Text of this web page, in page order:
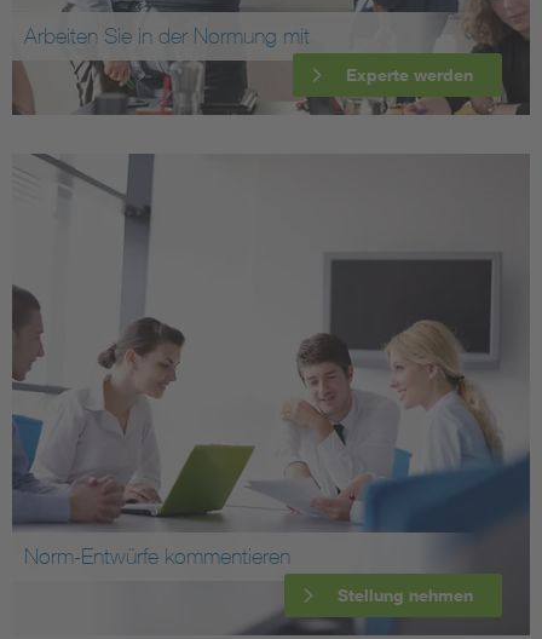
Arbeiten Sie in der Normung mit
Experte werden
Norm-Entwürfe kommentieren
Stellung nehmen